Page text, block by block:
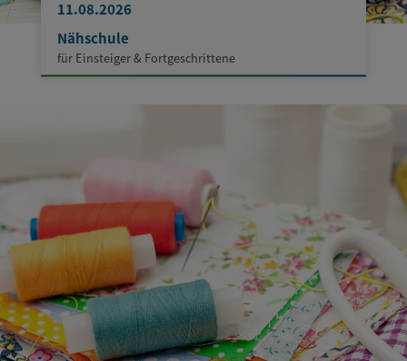
11.08.2026
Nähschule
für Einsteiger & Fortgeschrittene